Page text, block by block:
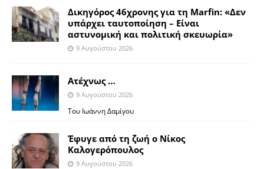
Δικηγόρος 46χρονης για τη Marfin: «Δεν
υπάρχει ταυτοποίηση – Είναι
αστυνομική και πολιτική σκευωρία»
9 Αυγούστου 2026
Ατέχνως …
9 Αυγούστου 2026
Του Ιωάννη Δαμίγου
Έφυγε από τη ζωή ο Νίκος
Καλογερόπουλος
9 Αυγούστου 2026